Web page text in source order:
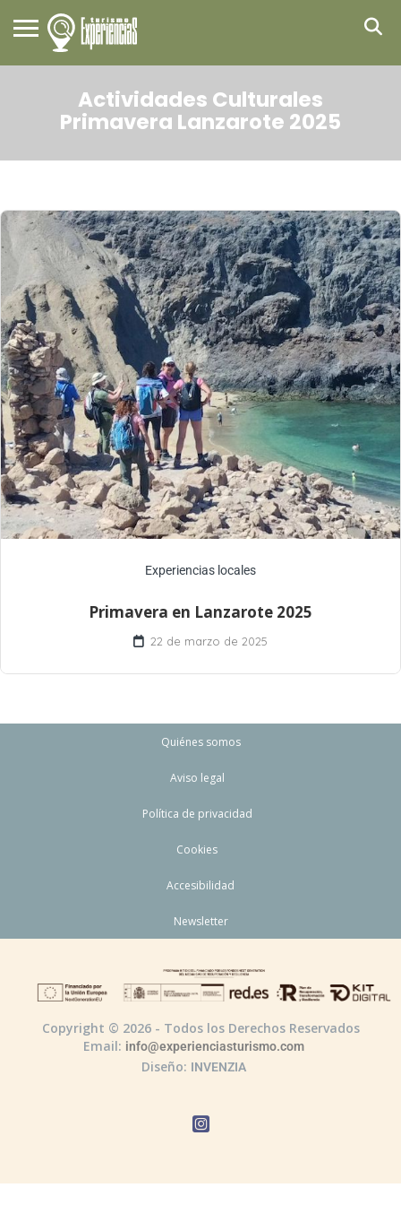
Actividades Culturales
Primavera Lanzarote 2025
Experiencias locales
Primavera en Lanzarote 2025
22 de marzo de 2025
Quiénes somos
Aviso legal
Política de privacidad
Cookies
Accesibilidad
Newsletter
Copyright © 2026 - Todos los Derechos Reservados
Email: info@experienciasturismo.com
Diseño: INVENZIA